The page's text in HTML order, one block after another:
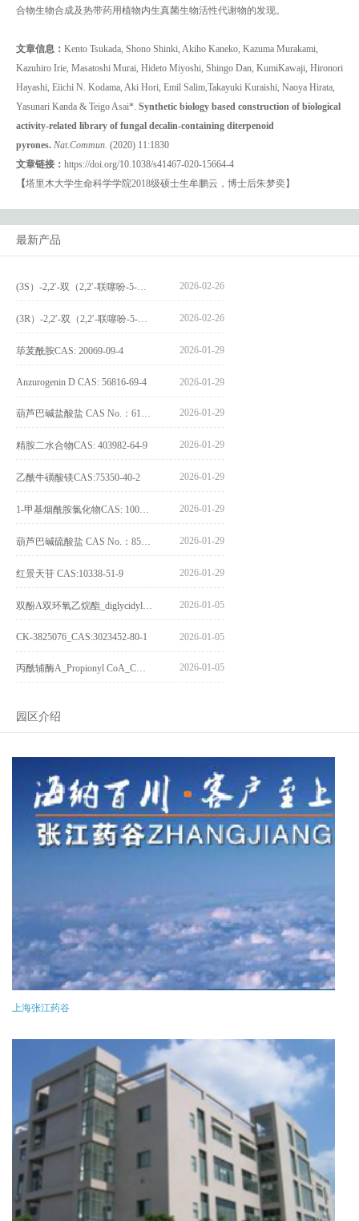
合物生物合成及热带药用植物内生真菌生物活性代谢物的发现。
文章信息： Kento Tsukada, Shono Shinki, Akiho Kaneko, Kazuma Murakami,
Kazuhiro Irie, Masatoshi Murai, Hideto Miyoshi, Shingo Dan, KumiKawaji, Hironori
Hayashi, Eiichi N. Kodama, Aki Hori, Emil Salim,Takayuki Kuraishi, Naoya Hirata,
Yasunari Kanda & Teigo Asai*. Synthetic biology based construction of biological
activity-related library of fungal decalin-containing diterpenoid
pyrones. Nat.Commun. (2020) 11:1830
文章链接： https://doi.org/10.1038/s41467-020-15664-4
【塔里木大学生命科学学院2018级硕士生牟鹏云，博士后朱梦奕】
最新产品
2026-02-26
2026-02-26
荜茇酰胺CAS: 20069-09-4 2026-01-29
Anzurogenin D CAS: 56816-69-4 2026-01-29
2026-01-29
精胺二水合物CAS: 403982-64-9 2026-01-29
乙酰牛磺酸镁CAS:75350-40-2 2026-01-29
2026-01-29
2026-01-29
红景天苷 CAS:10338-51-9 2026-01-29
2026-01-05
CK-3825076_CAS:3023452-80-1 2026-01-05
2026-01-05
园区介绍
上海张江药谷